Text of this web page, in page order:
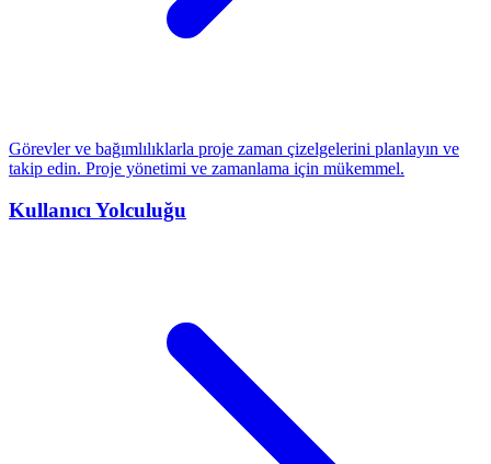
Görevler ve bağımlılıklarla proje zaman çizelgelerini planlayın ve
takip edin. Proje yönetimi ve zamanlama için mükemmel.
Kullanıcı Yolculuğu